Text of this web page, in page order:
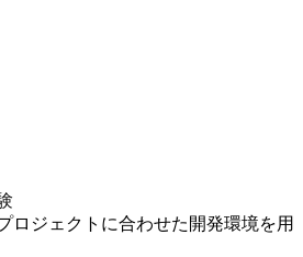
ロジェクトに合わせた開発環境を用